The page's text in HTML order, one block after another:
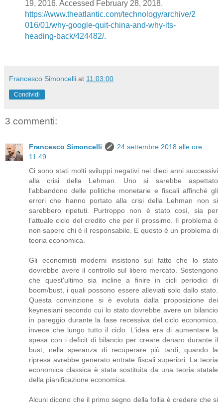
19, 2016. Accessed February 28, 2018.
https://www.theatlantic.com/technology/archive/2
016/01/why-google-quit-china-and-why-its-
heading-back/424482/.
Francesco Simoncelli at 11:03:00
Condividi
3 commenti:
Francesco Simoncelli
24 settembre 2018 alle ore
11:49
Ci sono stati molti sviluppi negativi nei dieci anni successivi
alla crisi della Lehman. Uno si sarebbe aspettato
l'abbandono delle politiche monetarie e fiscali affinché gli
errori che hanno portato alla crisi della Lehman non si
sarebbero ripetuti. Purtroppo non è stato così, sia per
l'attuale ciclo del credito che per il prossimo. Il problema è
non sapere chi è il responsabile. E questo è un problema di
teoria economica.
Gli economisti moderni insistono sul fatto che lo stato
dovrebbe avere il controllo sul libero mercato. Sostengono
che quest'ultimo sia incline a finire in cicli periodici di
boom/bust, i quali possono essere alleviati solo dallo stato.
Questa convinzione si è evoluta dalla proposizione dei
keynesiani secondo cui lo stato dovrebbe avere un bilancio
in pareggio durante la fase recessiva del ciclo economico,
invece che lungo tutto il ciclo. L'idea era di aumentare la
spesa con i deficit di bilancio per creare denaro durante il
bust, nella speranza di recuperare più tardi, quando la
ripresa avrebbe generato entrate fiscali superiori. La teoria
economica classica è stata sostituita da una teoria statale
della pianificazione economica.
Alcuni dicono che il primo segno della follia è credere che si